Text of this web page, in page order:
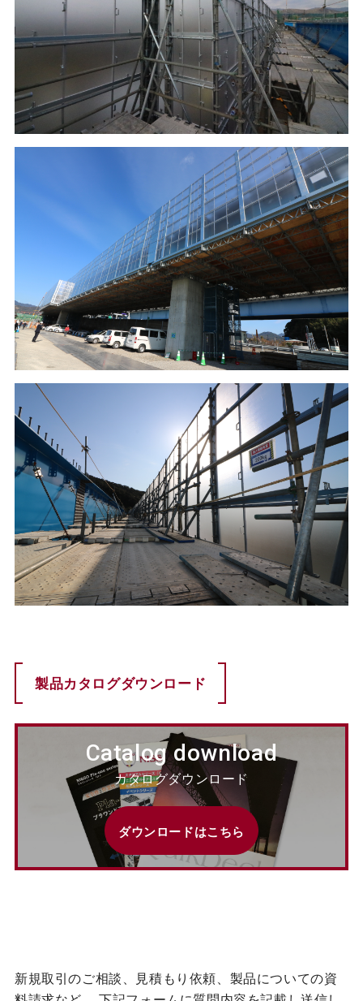
製品カタログダウンロード
Catalog download
カタログダウンロード
ダウンロードはこちら
新規取引のご相談、見積もり依頼、製品についての資